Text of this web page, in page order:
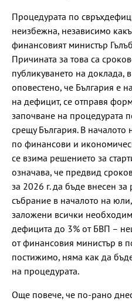
Процедурата по
неизбежна, независимо
финансовият министър
Причината за това са
публикуването на
оповестено, че България е
на дефицит, се отправя
започване на процедурата
срещу България. В началото
по финансови и
се взима решението за
означава, че предвид
за 2026 г. да бъде внесен
събрание в началото на
заложени всички
дефицита до 3% от БВП –
от финансовия министър в
постижимо, няма как да
на процедурата.
Още повече, че по-рано